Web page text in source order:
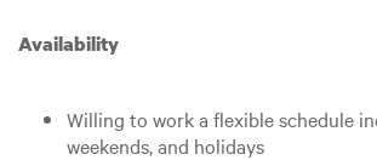
Availability
Willing to work a flexible schedule
weekends, and holidays